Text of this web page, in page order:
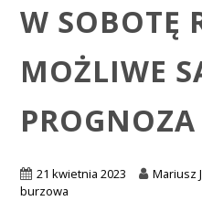
W SOBOTĘ
MOŻLIWE
21 kwietnia 2023 Mariusz
burzowa